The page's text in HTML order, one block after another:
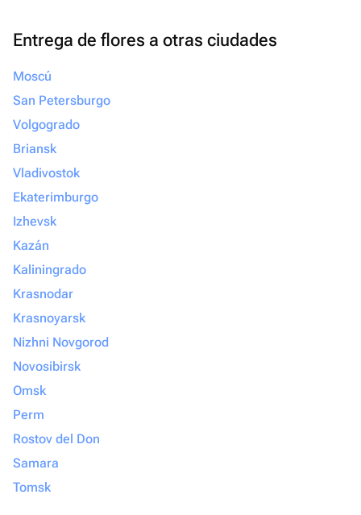
Entrega de flores a otras ciudades
Moscú
San Petersburgo
Volgogrado
Briansk
Vladivostok
Ekaterimburgo
Izhevsk
Kazán
Kaliningrado
Krasnodar
Krasnoyarsk
Nizhni Novgorod
Novosibirsk
Omsk
Perm
Rostov del Don
Samara
Tomsk